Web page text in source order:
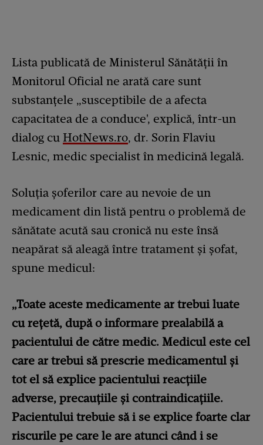
Lista publicată de Ministerul Sănătății în
Monitorul Oficial ne arată care sunt
substanțele „susceptibile de a afecta
capacitatea de a conduce', explică, într-un
dialog cu HotNews.ro, dr. Sorin Flaviu
Lesnic, medic specialist în medicină legală.
Soluția șoferilor care au nevoie de un
medicament din listă pentru o problemă de
sănătate acută sau cronică nu este însă
neapărat să aleagă între tratament și șofat,
spune medicul:
„Toate aceste medicamente ar trebui luate
cu rețetă, după o informare prealabilă a
pacientului de către medic. Medicul este cel
care ar trebui să prescrie medicamentul și
tot el să explice pacientului reacțiile
adverse, precauțiile și contraindicațiile.
Pacientului trebuie să i se explice foarte clar
riscurile pe care le are atunci când i se